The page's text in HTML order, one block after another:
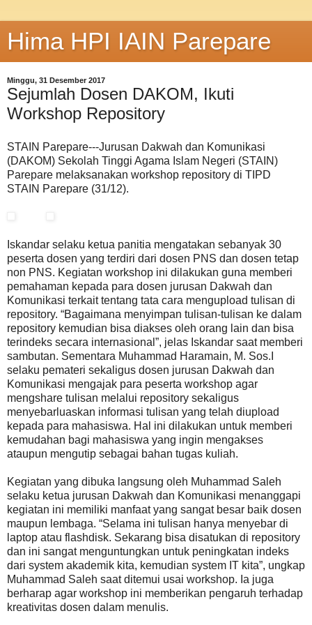
Hima HPI IAIN Parepare
Minggu, 31 Desember 2017
Sejumlah Dosen DAKOM, Ikuti
Workshop Repository
STAIN Parepare---Jurusan Dakwah dan Komunikasi
(DAKOM) Sekolah Tinggi Agama Islam Negeri (STAIN)
Parepare melaksanakan workshop repository di TIPD
STAIN Parepare (31/12).
Iskandar selaku ketua panitia mengatakan sebanyak 30
peserta dosen yang terdiri dari dosen PNS dan dosen tetap
non PNS. Kegiatan workshop ini dilakukan guna memberi
pemahaman kepada para dosen jurusan Dakwah dan
Komunikasi terkait tentang tata cara mengupload tulisan di
repository. “Bagaimana menyimpan tulisan-tulisan ke dalam
repository kemudian bisa diakses oleh orang lain dan bisa
terindeks secara internasional”, jelas Iskandar saat memberi
sambutan. Sementara Muhammad Haramain, M. Sos.I
selaku pemateri sekaligus dosen jurusan Dakwah dan
Komunikasi mengajak para peserta workshop agar
mengshare tulisan melalui repository sekaligus
menyebarluaskan informasi tulisan yang telah diupload
kepada para mahasiswa. Hal ini dilakukan untuk memberi
kemudahan bagi mahasiswa yang ingin mengakses
ataupun mengutip sebagai bahan tugas kuliah.
Kegiatan yang dibuka langsung oleh Muhammad Saleh
selaku ketua jurusan Dakwah dan Komunikasi menanggapi
kegiatan ini memiliki manfaat yang sangat besar baik dosen
maupun lembaga. “Selama ini tulisan hanya menyebar di
laptop atau flashdisk. Sekarang bisa disatukan di repository
dan ini sangat menguntungkan untuk peningkatan indeks
dari system akademik kita, kemudian system IT kita”, ungkap
Muhammad Saleh saat ditemui usai workshop. Ia juga
berharap agar workshop ini memberikan pengaruh terhadap
kreativitas dosen dalam menulis.